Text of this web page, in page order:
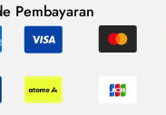
Pembayaran